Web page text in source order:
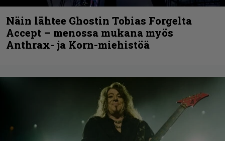
Näin lähtee Ghostin Tobias Forgelta
Accept – menossa mukana myös
Anthrax- ja Korn-miehistöä